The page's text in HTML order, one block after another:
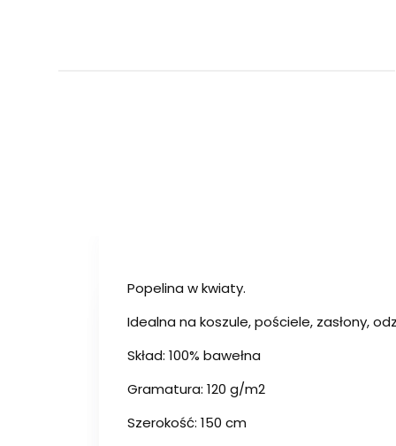
Popelina w kwiaty.
Idealna na koszule, pościele, zasłony,
Skład: 100% bawełna
Gramatura: 120 g/m2
Szerokość: 150 cm